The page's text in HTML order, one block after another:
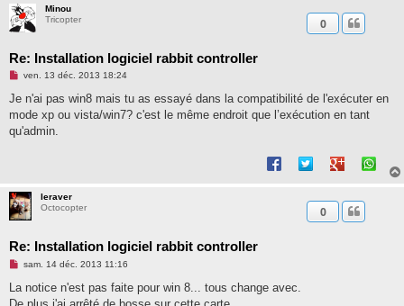
Minou
Tricopter
Re: Installation logiciel rabbit controller
0
M
s
a
g
l
u
ven. 13 déc. 2013 18:24
Je n'ai pas win8 mais tu as essayé dans la compatibilité de l'exécuter en
mode xp ou vista/win7? c'est le même endroit que l’exécution en tant
qu'admin.
leraver
Octocopter
Re: Installation logiciel rabbit controller
0
M
s
sam. 14 déc. 2013 11:16
La notice n'est pas faite pour win 8... tous change avec.